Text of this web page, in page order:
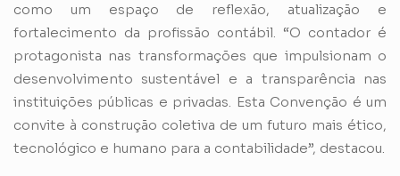
como um espaço de reflexão, atualização e
fortalecimento da profissão contábil. “O contador é
protagonista nas transformações que impulsionam o
desenvolvimento sustentável e a transparência nas
instituições públicas e privadas. Esta Convenção é um
convite à construção coletiva de um futuro mais ético,
tecnológico e humano para a contabilidade”, destacou.